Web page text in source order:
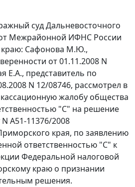
суд Дальневосточного
от Межрайонной ИФНС России
Сафонова М.Ю.,
от 01.11.2008 N
Е.А., представитель по
N 12/08746, рассмотрел в
жалобу общества
"С" на решение
А51-11376/2008
края, по заявлению
ответственностью "С" к
Федеральной налоговой
краю о признании
решения.